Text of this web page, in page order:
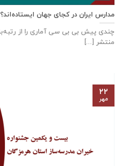
مدارس ایران در کجای جهان ایستاده‌اند؟
منتشر [...]
۲۲
مهر